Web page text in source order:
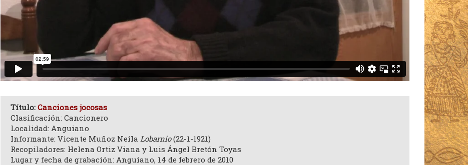
Título: Canciones jocosas
Clasificación: Cancionero
Localidad: Anguiano
Informante: Vicente Muñoz Neila Lobarnio(22-1-1921)
Recopiladores: Helena Ortiz Viana y Luis Ángel Bretón Toyas
Lugar y fecha de grabación: Anguiano, 14 de febrero de 2010